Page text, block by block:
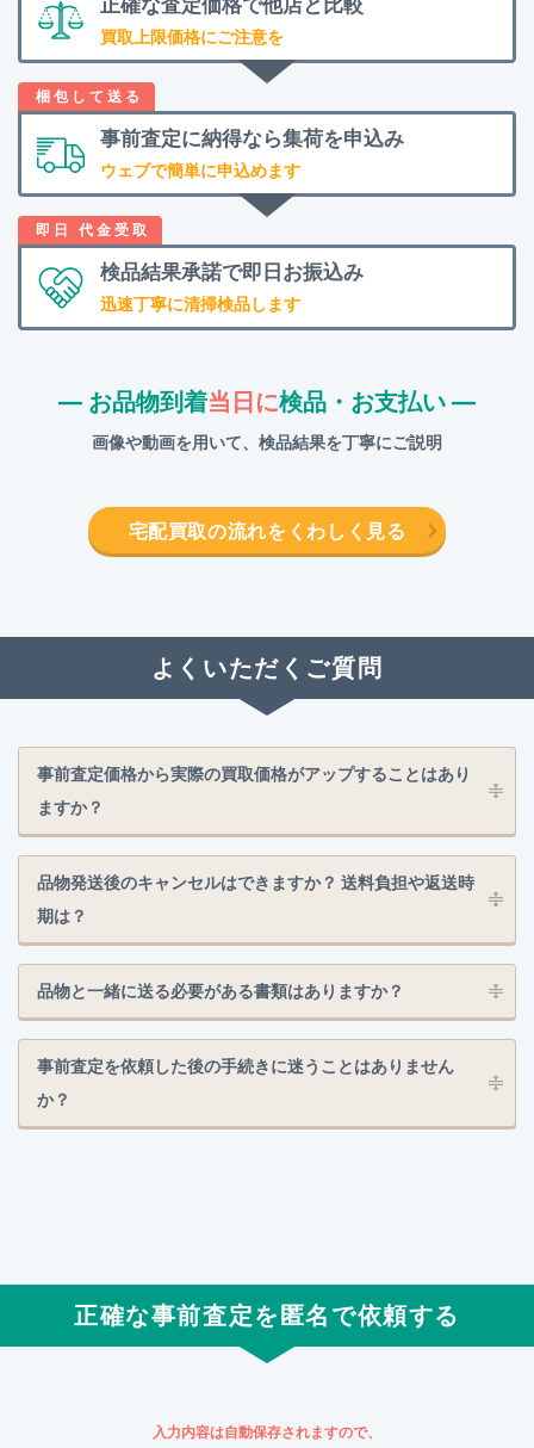
正確な査定価格で他店と比較
買取上限価格にご注意を
事前査定に納得なら集荷を申込み
ウェブで簡単に申込めます
検品結果承諾で即日お振込み
迅速丁寧に清掃検品します
― お品物到着当日に検品・お支払い ―
画像や動画を用いて、検品結果を丁寧にご説明
宅配買取の流れをくわしく見る
よくいただくご質問
事前査定価格から実際の買取価格がアップすることはあり
ますか？
品物発送後のキャンセルはできますか？ 送料負担や返送時
期は？
品物と一緒に送る必要がある書類はありますか？
事前査定を依頼した後の手続きに迷うことはありません
か？
正確な事前査定を匿名で依頼する
入力内容は自動保存されますので、